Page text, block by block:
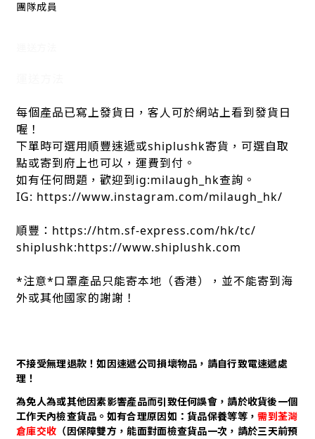
團隊成員
每個產品已寫上發貨日，客人可於網站上看到發貨日
喔！
下單時可選用順豐速遞或shiplushk寄貨，可選自取
點或寄到府上也可以，運費到付。
如有任何問題，歡迎到ig:milaugh_hk查詢。
IG: https://www.instagram.com/milaugh_hk/
順豐：https://htm.sf-express.com/hk/tc/
shiplushk:https://www.shiplushk.com
*注意*口罩產品只能寄本地（香港），並不能寄到海
外或其他國家的謝謝！
不接受無理退款！如因速遞公司損壞物品，請自行致電速遞處
理！
為免人為或其他因素影響產品而引致任何誤會，請於收貨後一個
工作天內檢查貨品。如有合理原因如：貨品保養等等，需到荃灣
倉庫交收 （因保障雙方，能面對面檢查貨品一次，請於三天前預